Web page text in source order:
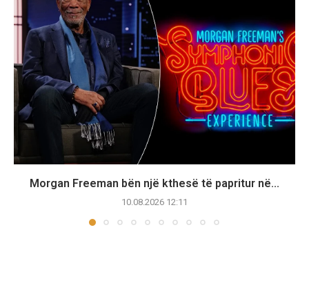
Morgan Freeman bën një kthesë të papritur në...
10.08.2026 12:11